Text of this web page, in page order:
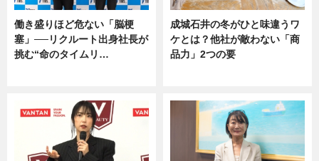
働き盛りほど危ない「脳梗
塞」──リクルート出身社長が
挑む“命のタイムリ…
成城石井の冬がひと味違うワ
ケとは？他社が敵わない「商
品力」2つの要